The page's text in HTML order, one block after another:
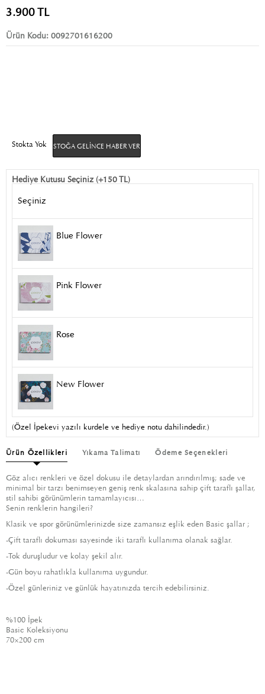
3.900TL
Ürün Kodu: 0092701616200
Stokta Yok STOĞA GELINCE HABER VER
Hediye Kutusu Seçiniz (+150 TL)
Seçiniz
Blue Flower
Pink Flower
Rose
New Flower
(Özel İpekevi yazılı kurdele ve hediye notu dahilindedir.)
Ürün Özellikleri Yıkama Talimatı Ödeme Seçenekleri
Göz alıcı renkleri ve özel dokusu ile detaylardan arındırılmış; sade ve
minimal bir tarzı benimseyen geniş renk skalasına sahip çift taraflı şallar,
stil sahibi görünümlerin tamamlayıcısı…
Senin renklerin hangileri?
Klasik ve spor görünümlerinizde size zamansız eşlik eden Basic şallar ;
-Çift taraflı dokuması sayesinde iki taraflı kullanıma olanak sağlar.
-Tok duruşludur ve kolay şekil alır.
-Gün boyu rahatlıkla kullanıma uygundur.
-Özel günleriniz ve günlük hayatınızda tercih edebilirsiniz.
%100 İpek
Basic Koleksiyonu
70×200 cm